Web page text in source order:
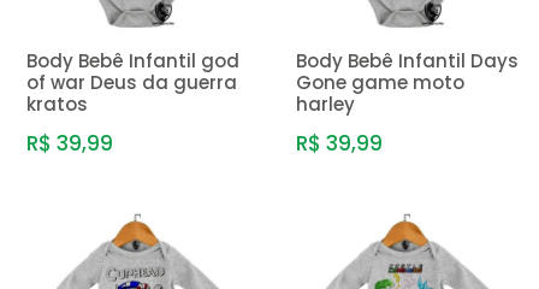
Body Bebê Infantil god
of war Deus da guerra
kratos
R$ 39,99
Body Bebê Infantil Days
Gone game moto
harley
R$ 39,99